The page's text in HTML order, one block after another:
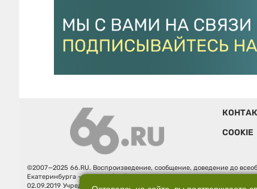
COOKIE
©2007—2025 66.RU. Воспроизведение, сообщение, доведение до
Екатеринбурга — «66.ru» (18+) зарегистрировано Федеральной
02.09.2019 Учредитель: Общество с ограниченной